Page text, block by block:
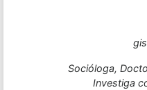
Socióloga,
Investiga